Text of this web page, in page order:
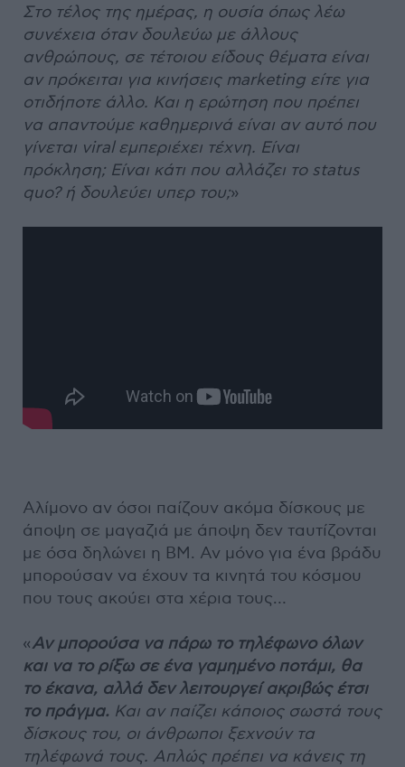
Στο τέλος της ημέρας, η ουσία όπως λέω
συνέχεια όταν δουλεύω με άλλους
ανθρώπους, σε τέτοιου είδους θέματα είναι
αν πρόκειται για κινήσεις marketing είτε για
οτιδήποτε άλλο. Και η ερώτηση που πρέπει
να απαντούμε καθημερινά είναι αν αυτό που
γίνεται viral εμπεριέχει τέχνη. Είναι
πρόκληση; Είναι κάτι που αλλάζει το status
quo? ή δουλεύει υπερ του;»
Αλίμονο αν όσοι παίζουν ακόμα δίσκους με
άποψη σε μαγαζιά με άποψη δεν ταυτίζονται
με όσα δηλώνει η BM. Αν μόνο για ένα βράδυ
μπορούσαν να έχουν τα κινητά του κόσμου
που τους ακούει στα χέρια τους…
«Αν μπορούσα να πάρω το τηλέφωνο όλων
και να το ρίξω σε ένα γαμημένο ποτάμι, θα
το έκανα, αλλά δεν λειτουργεί ακριβώς έτσι
το πράγμα. Και αν παίζει κάποιος σωστά τους
δίσκους του, οι άνθρωποι ξεχνούν τα
τηλέφωνά τους. Απλώς πρέπει να κάνεις τη